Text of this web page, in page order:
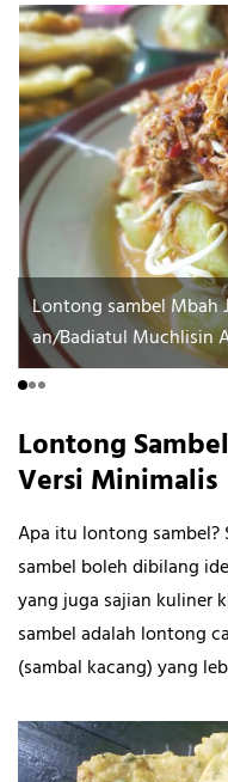
Lontong sambel Mbah
an/Badiatul Muchlisin
Lontong
Versi Minimalis
Apa itu lontong sambel?
sambel boleh dibilang
yang juga sajian kuliner
sambel adalah lontong
(sambal kacang) yang